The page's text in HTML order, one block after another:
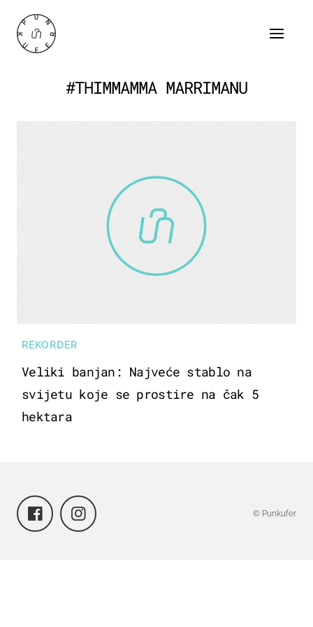
#THIMMAMMA MARRIMANU
REKORDER
Veliki banjan: Najveće stablo na
svijetu koje se prostire na čak 5
hektara
© Punkufer